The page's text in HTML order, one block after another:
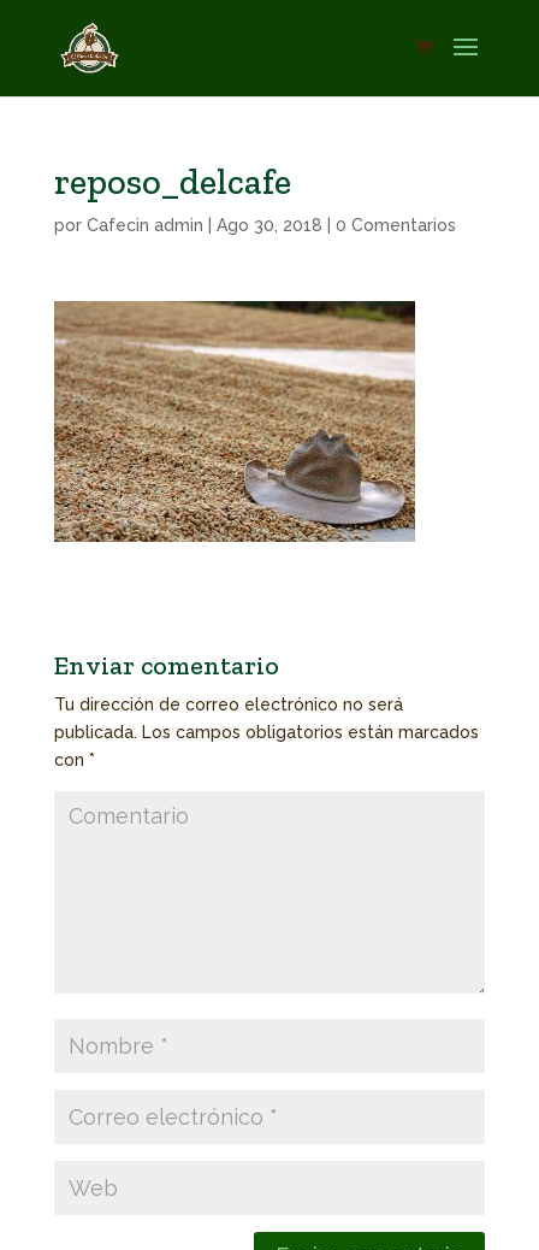
reposo_delcafe
por Cafecin admin Ago 30, 2018 0 Comentarios
Enviar comentario
Tu dirección de correo electrónico no será
publicada. Los campos obligatorios están marcados
con *